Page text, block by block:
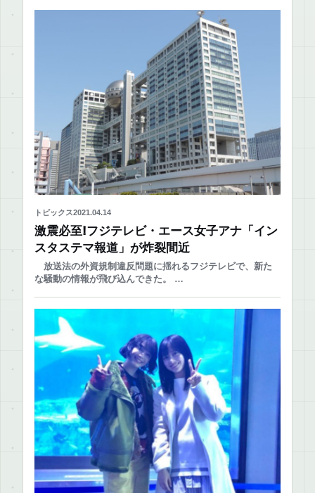
トピックス2021.04.14
激震必至!フジテレビ・エース女子アナ「イン
スタステマ報道」が炸裂間近
放送法の外資規制違反問題に揺れるフジテレビで、新た
な騒動の情報が飛び込んできた。 …